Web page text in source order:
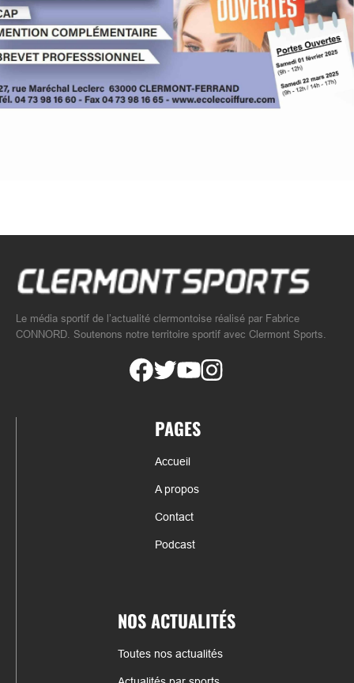
Le média sportif de l’actualité clermontoise réalisé par Fabrice
CONNORD. Soutenons notre territoire sportif avec Clermont Sports.
PAGES
Accueil
A propos
Contact
Podcast
NOS ACTUALITÉS
Toutes nos actualités